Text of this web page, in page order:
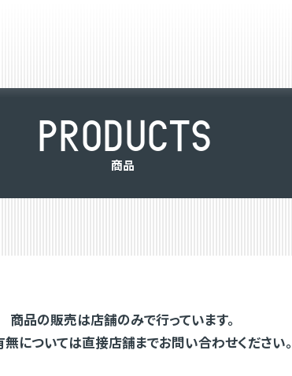
PRODUCTS
商品
商品の販売は店舗のみで行っています。
については直接店舗までお問い合わせください。